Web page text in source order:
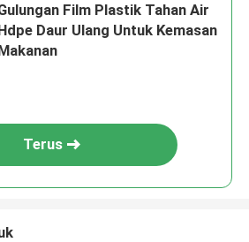
Film Plastik Tahan Air
Daur Ulang Untuk Kemasan
Terus